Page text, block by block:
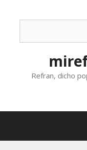
Refran, dicho